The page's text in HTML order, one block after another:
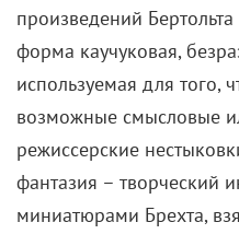
произведений
форма каучуковая,
используемая для того,
возможные смысловые
режиссерские
фантазия – творческий
миниатюрами Брехта,